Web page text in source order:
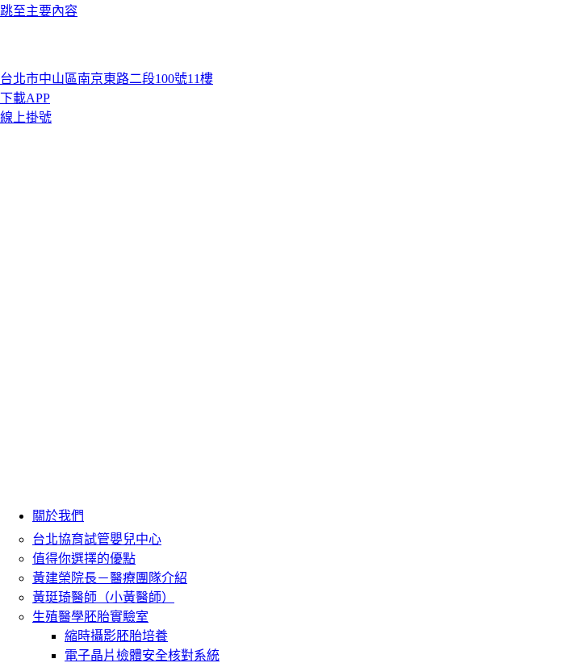
跳至主要內容
台北市中山區南京東路二段100號11樓
下載APP
線上掛號
關於我們
台北協育試管嬰兒中心
值得你選擇的優點
黃建榮院長－醫療團隊介紹
黃珽琦醫師（小黃醫師）
生殖醫學胚胎實驗室
縮時攝影胚胎培養
電子晶片檢體安全核對系統